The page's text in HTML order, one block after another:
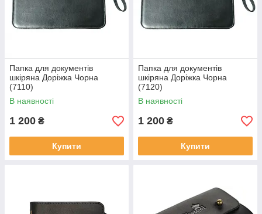
Папка для документів
шкіряна Доріжка Чорна
(7110)
В наявності
1 200 ₴
Купити
Папка для документів
шкіряна Доріжка Чорна
(7120)
В наявності
1 200 ₴
Купити